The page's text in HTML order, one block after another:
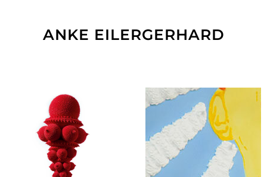
ANKE EILERGERHARD